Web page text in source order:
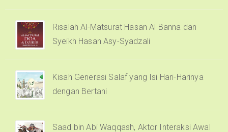
Risalah Al-Matsurat Hasan Al Banna dan
Syeikh Hasan Asy-Syadzali
Kisah Generasi Salaf yang Isi Hari-Harinya
dengan Bertani
Saad bin Abi Waqqash, Aktor Interaksi Awal